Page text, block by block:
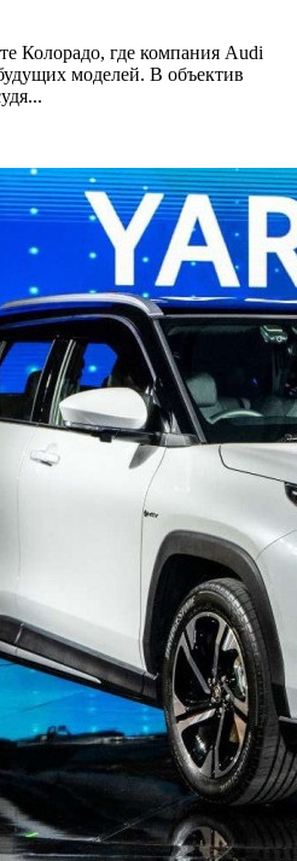
Колорадо, где компания Audi
моделей. В объектив